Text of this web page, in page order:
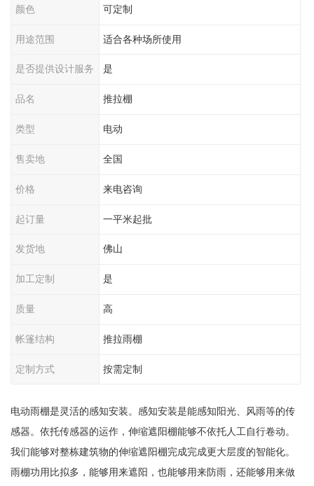
颜色 可定制
用途范围 适合各种场所使用
是否提供设计服务 是
品名 推拉棚
类型 电动
售卖地 全国
价格 来电咨询
起订量 一平米起批
发货地 佛山
加工定制 是
质量 高
帐篷结构 推拉雨棚
定制方式 按需定制
电动雨棚是灵活的感知安装。感知安装是能感知阳光、风雨等的传
感器。依托传感器的运作，伸缩遮阳棚能够不依托人工自行卷动。
我们能够对整栋建筑物的伸缩遮阳棚完成完成更大层度的智能化。
雨棚功用比拟多，能够用来遮阳，也能够用来防雨，还能够用来做